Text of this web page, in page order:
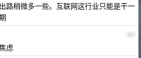
路稍微多一些。互联网这行业只能是干一
86
虑